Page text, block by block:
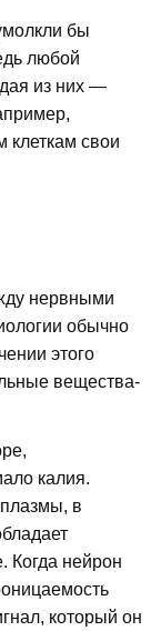
бы
любой
из них —
клеткам свои
нервными
обычно
этого
вещества-
калия.
в
Когда нейрон
который он